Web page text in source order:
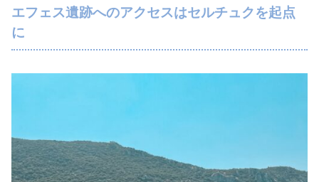
エフェス遺跡へのアクセスはセルチュクを起点
に